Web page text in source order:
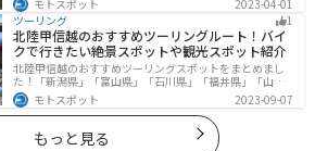
な楽しみ方ができます。バイクで大阪府にツーリングに
行く際は参考にしてください。
モトスポット
2023-04-01
ツーリング
1
北陸甲信越のおすすめツーリングルート！バイ
クで行きたい絶景スポットや観光スポット紹介
北陸甲信越のおすすめツーリングスポットをまとめまし
た！「新潟県」「富山県」「石川県」「福井県」「山梨
県」「長野県」の各県の観光地紹介します。自然豊かな
山々や湖、温泉地が点在し、四季折々の景色を楽しめる
スポットが多数あります。バイクで北陸甲信越にツーリ
ングに行く際は参考にしてください。
モトスポット 2023-09-07
もっと見る